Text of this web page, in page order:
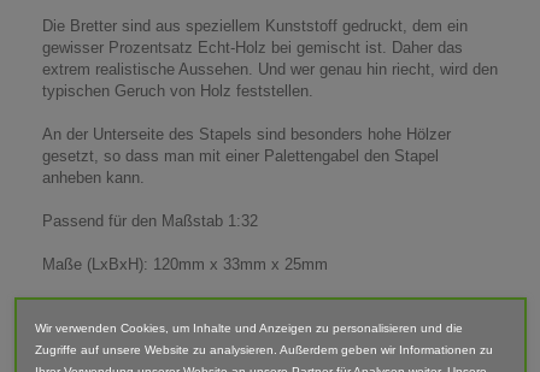
Die Bretter sind aus speziellem Kunststoff gedruckt, dem ein
gewisser Prozentsatz Echt-Holz bei gemischt ist. Daher das
extrem realistische Aussehen. Und wer genau hin riecht, wird den
typischen Geruch von Holz feststellen.
An der Unterseite des Stapels sind besonders hohe Hölzer
gesetzt, so dass man mit einer Palettengabel den Stapel
anheben kann.
Passend für den Maßstab 1:32
Maße (LxBxH): 120mm x 33mm x 25mm
Abgebildete Fahrzeuge und Zubehör sind nicht im Lieferumfang
Wir verwenden Cookies, um Inhalte und Anzeigen zu personalisieren und die
Zugriffe auf unsere Website zu analysieren. Außerdem geben wir Informationen zu